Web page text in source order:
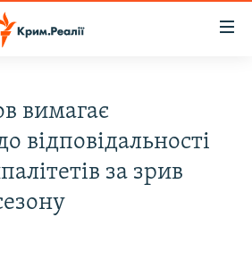
вимагає
відповідальності
за зрив